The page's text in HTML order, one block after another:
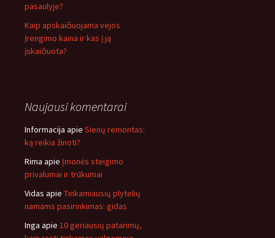
pasaulyje?
Kaip apskaičiuojama vejos
įrengimo kaina ir kas į ją
įskaičiuota?
Naujausi komentarai
Informacija apie Sienų remontas:
ką reikia žinoti?
Rima apie Įmonės steigimo
privalumai ir trūkumai
Vidas apie Tinkamiausių plytelių
namams pasirinkimas: gidas
Inga apie 10 geriausių patarimų,